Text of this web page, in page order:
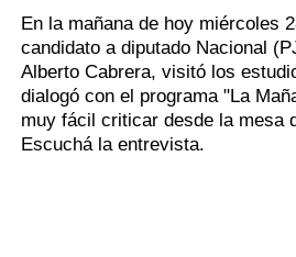
En la mañana de hoy miércoles
candidato a diputado Nacional
Alberto Cabrera, visitó los
dialogó con el programa "La
muy fácil criticar desde la mesa
Escuchá la entrevista.